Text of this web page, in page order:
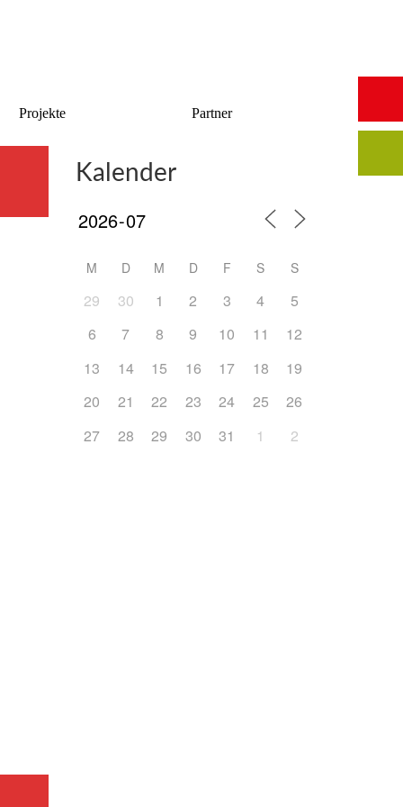
Projekte Partner
Kalender
M D M D F S S
29 30 1 2 3 4
5
6
7 8 9 10 11
12
13
14 15 16 17 18
19
20
21 22 23 24 25
26
27
28 29 30 31 1 2